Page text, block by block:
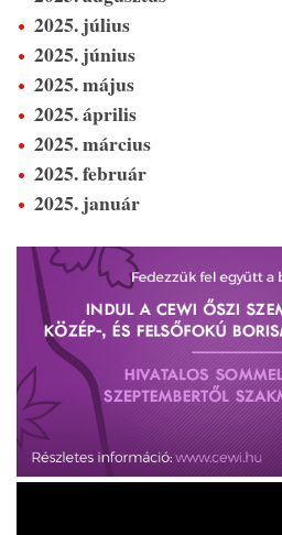
2025. július
2025. június
2025. május
2025. április
2025. március
2025. február
2025. január